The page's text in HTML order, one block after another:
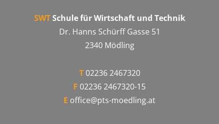
SWTSchule für Wirtschaft und Technik
Dr. Hanns Schürff Gasse 51
2340 Mödling
T 02236 2467320
F 02236 2467320-15
E office@pts-moedling.at